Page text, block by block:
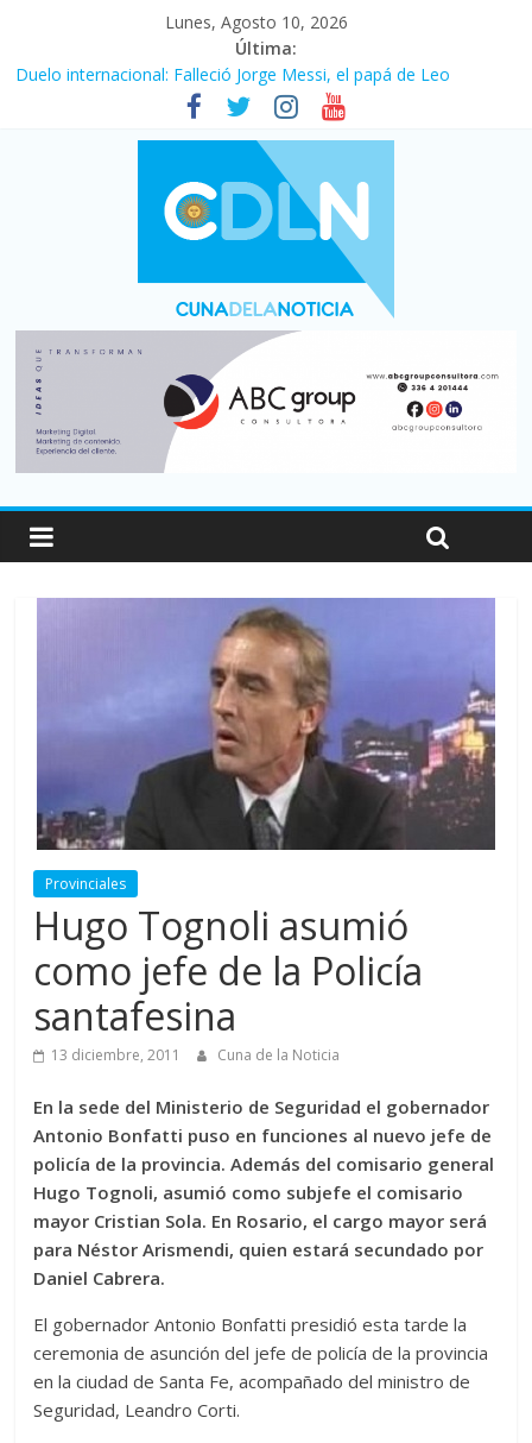
Lunes, Agosto 10, 2026
Última:
Duelo internacional: Falleció Jorge Messi, el papá de Leo
El consumo sigue frenado: las ventas minoristas cayeron 3,8 en
julio y acumulan siete meses en baja
Newell’s cayó 2 a 1 ante Defensa y Justicia en Florencio Varela
por la cuarta fecha del Clausura
El agro argentino logró un récord histórico de exportaciones en
el primer semestre de 2026
La construcción cayó 4,1% en junio y registró su cuarta baja del
Provinciales
Hugo Tognoli asumió
como jefe de la Policía
santafesina
13 diciembre, 2011 Cuna de la Noticia
En la sede del Ministerio de Seguridad el gobernador
Antonio Bonfatti puso en funciones al nuevo jefe de
policía de la provincia. Además del comisario general
Hugo Tognoli, asumió como subjefe el comisario
mayor Cristian Sola. En Rosario, el cargo mayor será
para Néstor Arismendi, quien estará secundado por
Daniel Cabrera.
El gobernador Antonio Bonfatti presidió esta tarde la
ceremonia de asunción del jefe de policía de la provincia
en la ciudad de Santa Fe, acompañado del ministro de
Seguridad, Leandro Corti.